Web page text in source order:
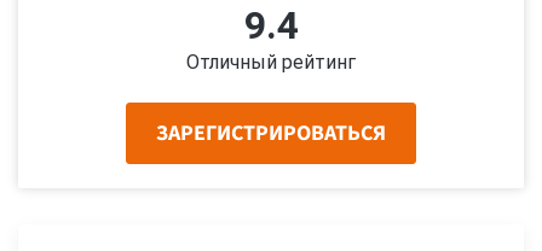
9.4
Отличный рейтинг
ЗАРЕГИСТРИРОВАТЬСЯ